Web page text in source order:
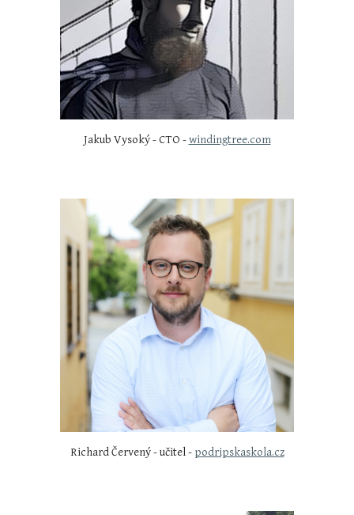
Jakub Vysoký - CTO -windingtree.com
Richard Červený - učitel - podripskaskola.cz